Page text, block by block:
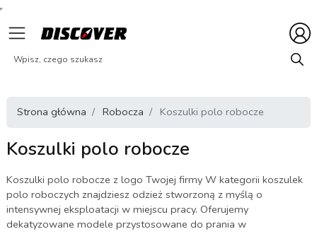
Strona główna Robocza Koszulki polo robocze
Koszulki polo robocze
Koszulki polo robocze z logo Twojej firmy W kategorii koszulek
polo roboczych znajdziesz odzież stworzoną z myślą o
intensywnej eksploatacji w miejscu pracy. Oferujemy
dekatyzowane modele przystosowane do prania w